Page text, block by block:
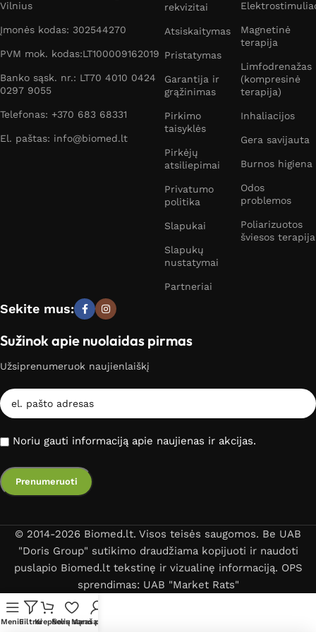
Vilnius
Įmonės kodas: 302544270
PVM mok. kodas:LT100009162019
Banko sąsk. nr.: LT70 4010 0424
0297 9055
Telefonas: +370 683 68331
El. paštas: info@biomed.lt
rekvizitai
Atsiskaitymas
Pristatymas
Garantija ir
grąžinimas
Pirkimo
taisyklės
Pirkėjų
atsiliepimai
Privatumo
politika
Slapukai
Slapukų
nustatymai
Partneriai
Magnetinė
terapija
Limfodrenažas
(kompresinė
terapija)
Inhaliacijos
Gera savijauta
Burnos higiena
Odos
problemos
Poliarizuotos
šviesos terapija
Sekite mus:
Sužinok apie nuolaidas pirmas
Užsiprenumeruok naujienlaiškį
Noriu gauti informaciją apie naujienas ir akcijas.
© 2014-2026 Biomed.lt. Visos teisės saugomos. Be UAB
"Doris Group" sutikimo draudžiama kopijuoti ir naudoti
puslapio Biomed.lt tekstinę ir vizualinę informaciją. OPS
sprendimas: UAB "Market Rats"
MeniuFiltraiKrepšelisNorų sąrašas
Mano paskyra